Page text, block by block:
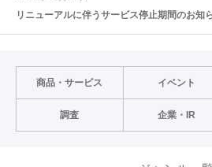
リニューアルに伴うサービス停止期間のお知
商品・サービス イベント
調査 企業・IR